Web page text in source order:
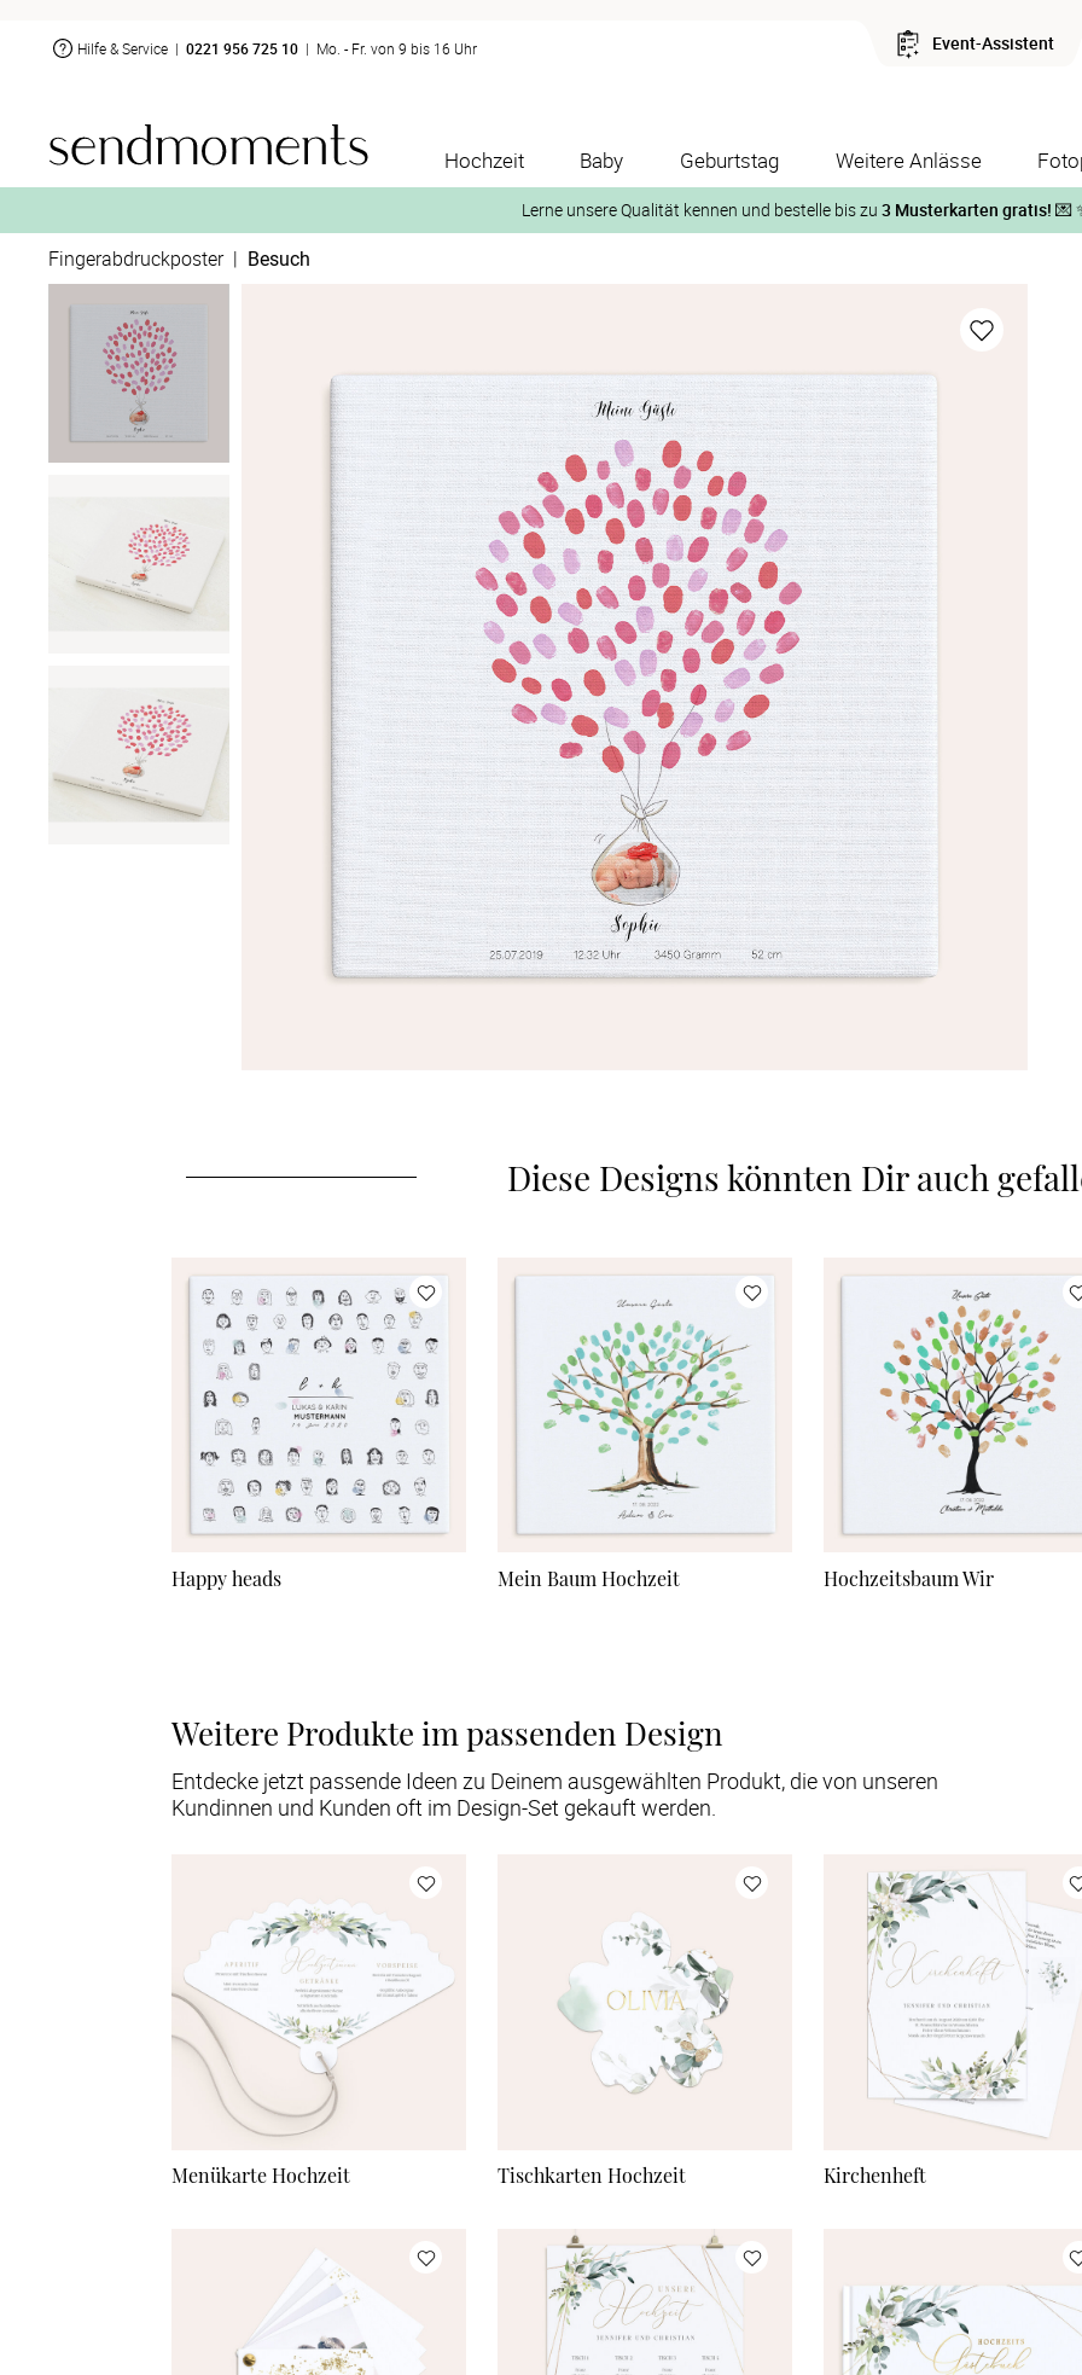
Hilfe & Service | 0221 956 725 10 | Mo. - Fr. von 9 bis 16 Uhr Event-Assistent
Hochzeit Baby Geburtstag Weitere Anlässe
Lerne unsere Qualität kennen und bestelle bis zu 3 Musterkarten gratis! 💌
auf der jeweiligen Produktseite und lasse Dir die Karten
Fingerabdruckposter | Besuch
Diese Designs könnten Dir auch
Happy heads Mein Baum Hochzeit Hochzeitsbaum Wir
Weitere Produkte im passenden Design
Entdecke jetzt passende Ideen zu Deinem ausgewählten Produkt, die von unseren
Kundinnen und Kunden oft im Design-Set gekauft werden.
Menükarte Hochzeit Tischkarten Hochzeit Kirchenheft